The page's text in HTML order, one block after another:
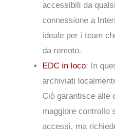
accessibili da
connessione a
ideale per i team
da remoto.
EDC in loco: In
archiviati
Ciò garantisce alle
maggiore controllo
accessi, ma